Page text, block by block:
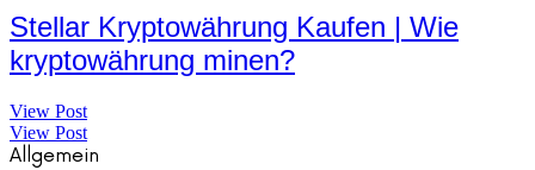
Stellar Kryptowährung Kaufen | Wie
kryptowährung minen?
View Post
View Post
Allgemein